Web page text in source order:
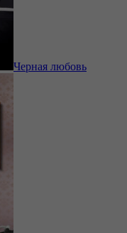
Черная любовь